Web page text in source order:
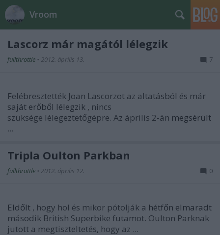
Vroom
Lascorz már magától lélegzik
fullthrottle • 2012. április 13. 7
Felébresztették Joan Lascorzot az altatásból és már
saját erőből lélegzik , nincs
szüksége lélegeztetőgépre. Az április 2-án megsérült
...
Tripla Oulton Parkban
fullthrottle • 2012. április 12. 0
Eldőlt , hogy hol és mikor pótolják a hétfőn elmaradt
második British Superbike futamot. Oulton Parknak
jutott a megtiszteltetés, hogy az ...